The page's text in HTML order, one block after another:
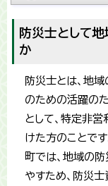
防災士として
か
防災士とは、地
のための活躍の
として、特定非
けた方のことです
町では、地域の
やすため、防災